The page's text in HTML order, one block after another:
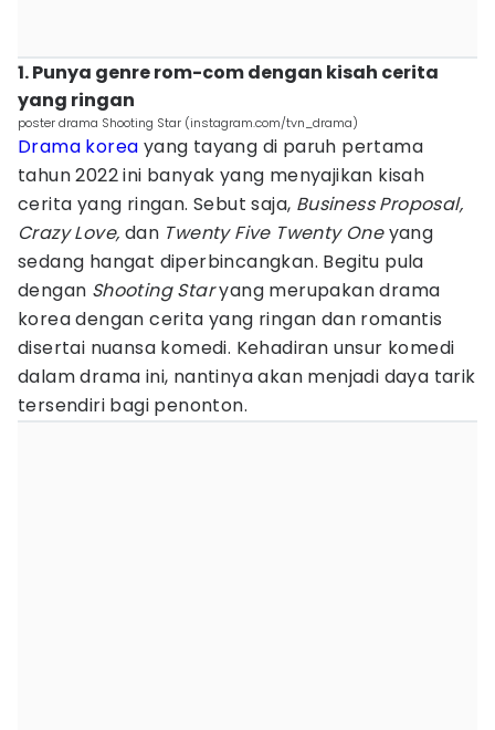
1. Punya genre rom-com dengan kisah cerita
yang ringan
poster drama Shooting Star (instagram.com/tvn_drama)
Drama korea yang tayang di paruh pertama
tahun 2022 ini banyak yang menyajikan kisah
cerita yang ringan. Sebut saja, Business Proposal,
Crazy Love, dan Twenty Five Twenty Oneyang
sedang hangat diperbincangkan. Begitu pula
dengan Shooting Staryang merupakan drama
korea dengan cerita yang ringan dan romantis
disertai nuansa komedi. Kehadiran unsur komedi
dalam drama ini, nantinya akan menjadi daya tarik
tersendiri bagi penonton.